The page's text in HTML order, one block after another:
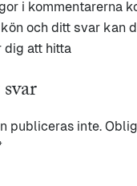
i kommentarerna
och ditt svar kan
dig att hitta
publiceras inte.